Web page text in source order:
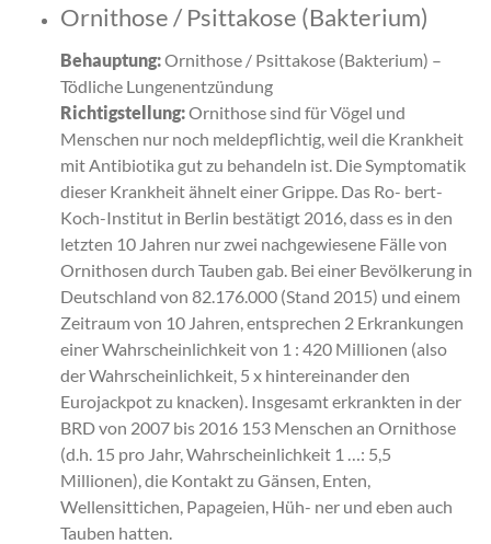
Ornithose / Psittakose (Bakterium)
Behauptung:Ornithose / Psittakose (Bakterium) –
Tödliche Lungenentzündung
Richtigstellung:Ornithose sind für Vögel und
Menschen nur noch meldepflichtig, weil die Krankheit
mit Antibiotika gut zu behandeln ist. Die Symptomatik
dieser Krankheit ähnelt einer Grippe. Das Ro- bert-
Koch-Institut in Berlin bestätigt 2016, dass es in den
letzten 10 Jahren nur zwei nachgewiesene Fälle von
Ornithosen durch Tauben gab. Bei einer Bevölkerung in
Deutschland von 82.176.000 (Stand 2015) und einem
Zeitraum von 10 Jahren, entsprechen 2 Erkrankungen
einer Wahrscheinlichkeit von 1 : 420 Millionen (also
der Wahrscheinlichkeit, 5 x hintereinander den
Eurojackpot zu knacken). Insgesamt erkrankten in der
BRD von 2007 bis 2016 153 Menschen an Ornithose
(d.h. 15 pro Jahr, Wahrscheinlichkeit 1 …: 5,5
Millionen), die Kontakt zu Gänsen, Enten,
Wellensittichen, Papageien, Hüh- ner und eben auch
Tauben hatten.